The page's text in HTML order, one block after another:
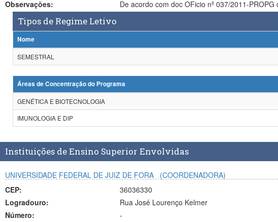
Observações:
Tipos de Regime Letivo
Nome
SEMESTRAL
Áreas de Concentração do Programa
GENÉTICA E BIOTECNOLOGIA
IMUNOLOGIA E DIP
Instituições de Ensino Superior Envolvidas
UNIVERSIDADE FEDERAL DE JUIZ DE FORA
(COORDENADORA)
CEP:
36036330
Logradouro:
Rua José Lourenço Kelmer
Número:
-